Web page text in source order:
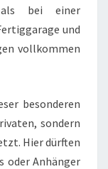
bei einer
und
vollkommen
besonderen
sondern
Hier dürften
oder Anhänger